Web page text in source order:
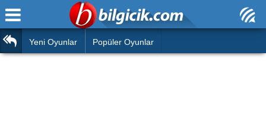
Araba
Ana Sayfa
Yeni Oyunlar Popüler Oyunlar